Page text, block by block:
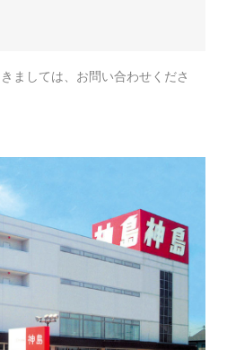
ましては、お問い合わせくださ